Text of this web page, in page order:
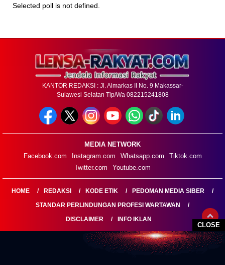
CLOSE
Selected poll is not defined.
KANTOR REDAKSI : Jl. Almarkas II No. 9 Makassar-
Sulawesi Selatan Tlp/Wa 082215241808
MEDIA NETWORK
Facebook.com
Instagram.com Whatsapp.com
Tiktok.com
Twitter.com
Youtube.com
HOME REDAKSI KODE ETIK
PEDOMAN MEDIA SIBER
STANDAR PERLINDUNGAN PROFESI WARTAWAN
DISCLAIMER
INFO IKLAN
LENSARAKYAT.COM@2026